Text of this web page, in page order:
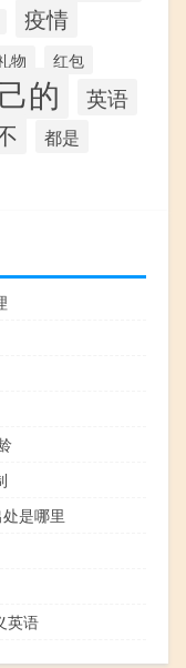
疫情
物 红包
的 英语
都是
是哪里
英语